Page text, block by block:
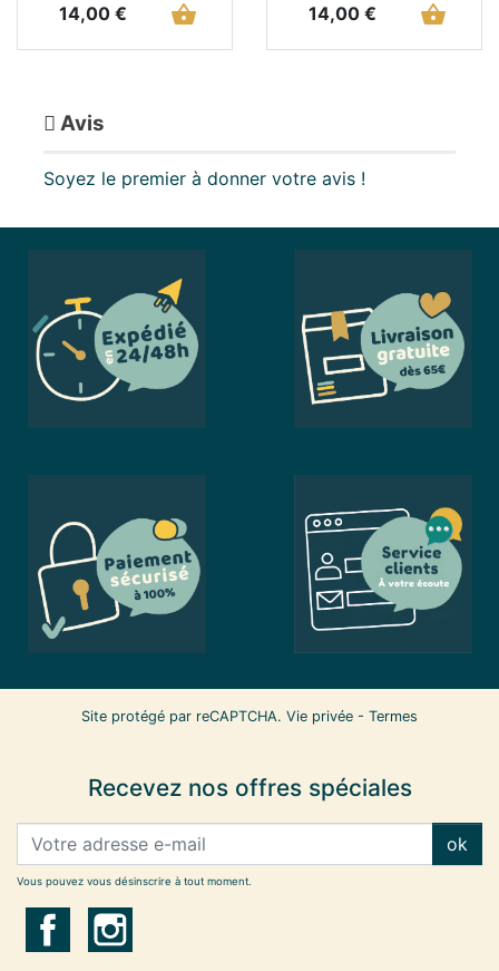
Prix
14,00 € shopping_basket Prix
14,00 € shopping_basket
Avis
Soyez le premier à donner votre avis !
Site protégé par reCAPTCHA. Vie privée - Termes
Recevez nos offres spéciales
ok
Vous pouvez vous désinscrire à tout moment.